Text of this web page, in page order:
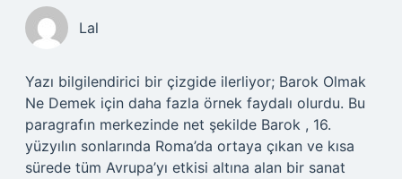
Lal
Yazı bilgilendirici bir çizgide ilerliyor; Barok Olmak
Ne Demek için daha fazla örnek faydalı olurdu. Bu
paragrafın merkezinde net şekilde Barok , 16.
yüzyılın sonlarında Roma’da ortaya çıkan ve kısa
sürede tüm Avrupa’yı etkisi altına alan bir sanat